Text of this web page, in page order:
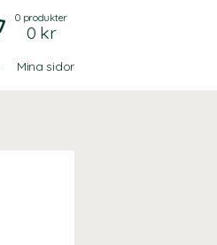
0produkter
0 kr
Mina sidor